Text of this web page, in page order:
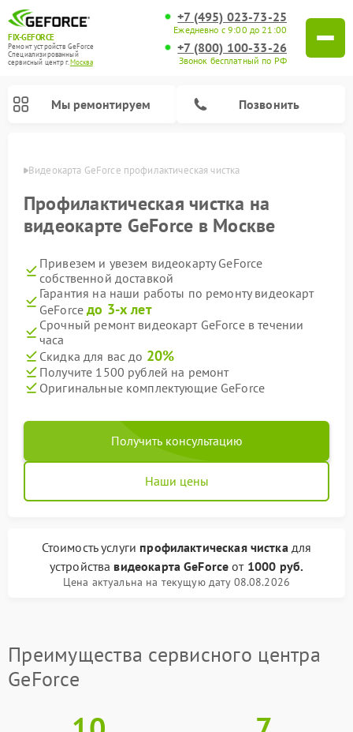
FIX-GEFORCE
Ремонт устройств GeForce
Специализированный
cервисный центр г.Москва
+7 (495) 023-73-25
Ежедневно с 9:00 до 21:00
+7 (800) 100-33-26
Звонок бесплатный по РФ
Мы ремонтируем Позвонить
Видеокарта GeForce профилактическая чистка
Профилактическая чистка на
видеокарте GeForce в Москве
Привезем и увезем видеокарту GeForce
собственной доставкой
Гарантия на наши работы по ремонту видеокарт
GeForceдо 3-х лет
Срочный ремонт видеокарт GeForce в течении
часа
Скидка для вас до 20%
Получите 1500 рублей на ремонт
Оригинальные комплектующие GeForce
Получить консультацию
Наши цены
Стоимость услуги профилактическая чисткадля
устройства видеокарта GeForce от 1000 руб.
Цена актуальна на текущую дату 08.08.2026
Преимущества сервисного центра
GeForce